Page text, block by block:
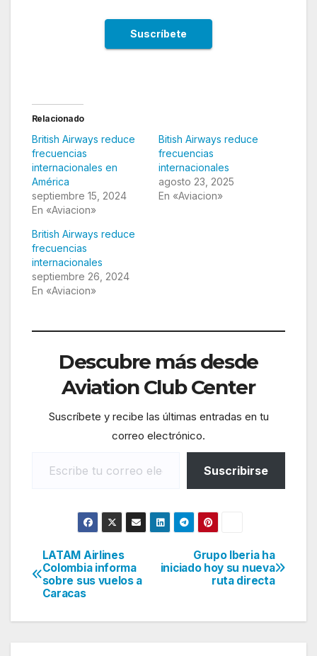
Relacionado
British Airways reduce
frecuencias
internacionales en
América
septiembre 15, 2024
En «Aviacion»
Bitish Airways reduce
frecuencias
internacionales
agosto 23, 2025
En «Aviacion»
British Airways reduce
frecuencias
internacionales
septiembre 26, 2024
En «Aviacion»
Descubre más desde
Aviation Club Center
Suscríbete y recibe las últimas entradas en tu
correo electrónico.
Suscribirse
Navegación
de
entradas
Grupo Iberia ha
iniciado hoy su nueva
ruta directa
LATAM Airlines
Colombia informa
sobre sus vuelos a
Caracas